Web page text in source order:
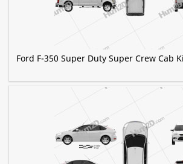
Ford F-350 Super Duty Super Crew Cab